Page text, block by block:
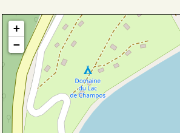
+
−